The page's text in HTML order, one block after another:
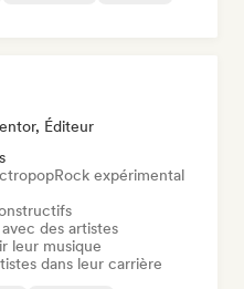
Éditeur
Rock expérimental
des artistes
leur musique
dans leur carrière